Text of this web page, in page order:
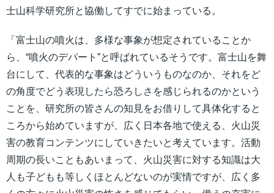
士山科学研究所と協働してすでに始まっている。
「富士山の噴火は、多様な事象が想定されていることか
ら、“噴火のデパート”と呼ばれているそうです。富士山を舞
台にして、代表的な事象はどういうものなのか、それをど
の角度でどう表現したら恐ろしさを感じられるのかという
ことを、研究所の皆さんの知見をお借りして具体化すると
ころから始めていますが、広く日本各地で使える、火山災
害の教育コンテンツにしていきたいと考えています。活動
周期の長いこともあいまって、火山災害に対する知識は大
人も子どもも等しくほとんどないのが実情ですが、広く多